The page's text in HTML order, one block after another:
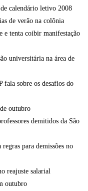
de calendário letivo 2008
de verão na colônia
e tenta coibir manifestação
universitária na área de
fala sobre os desafios do
outubro
demitidos da São
para demissões no
reajuste salarial
outubro